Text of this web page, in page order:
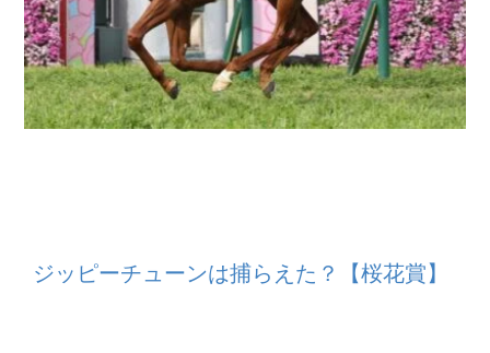
ジッピーチューンは捕らえた？【桜花賞】